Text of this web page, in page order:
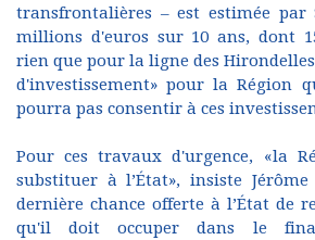
transfrontalières – est estimée par
millions d'euros sur 10 ans, dont
rien que pour la ligne des
d'investissement» pour la Région
pourra pas consentir à ces
Pour ces travaux d'urgence, «la
substituer à l’État», insiste
dernière chance offerte à l’État de
qu'il doit occuper dans le